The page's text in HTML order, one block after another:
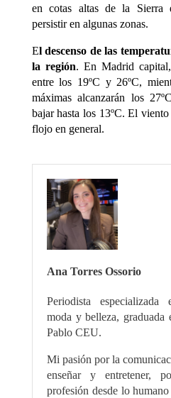
en cotas altas de la Sierra
persistir en algunas zonas.
El descenso de las
la región. En Madrid capital,
entre los 19ºC y 26ºC,
máximas alcanzarán los
bajar hasta los 13ºC. El
flojo en general.
Ana Torres Ossorio
Periodista
moda y belleza, graduada
Pablo CEU.
Mi pasión por la
enseñar y entretener,
profesión desde lo